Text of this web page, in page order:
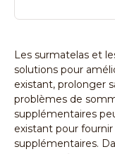
Les surmatelas et
solutions pour
existant, prolonger
problèmes de
supplémentaires
existant pour
supplémentaires.